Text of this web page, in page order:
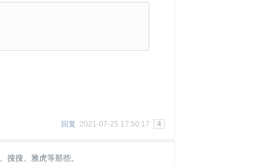
回复 2021-07-25 17:50:17 4
搜搜、雅虎等那些。